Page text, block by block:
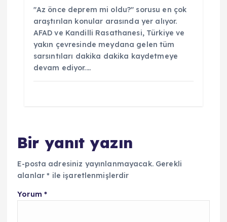
"Az önce deprem mi oldu?" sorusu en çok
araştırılan konular arasında yer alıyor.
AFAD ve Kandilli Rasathanesi, Türkiye ve
yakın çevresinde meydana gelen tüm
sarsıntıları dakika dakika kaydetmeye
devam ediyor.…
Bir yanıt yazın
E-posta adresiniz yayınlanmayacak. Gerekli
alanlar* ile işaretlenmişlerdir
Yorum *